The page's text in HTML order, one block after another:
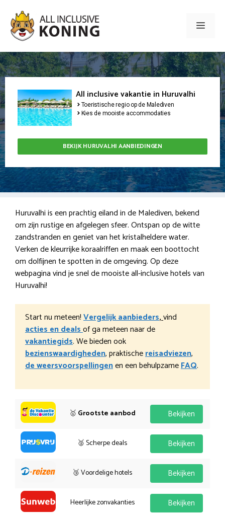
naar
inhoud
Menu
All inclusive vakantie in Huruvalhi
Toeristische regio op de Malediven
Kies de mooiste accommodaties
BEKIJK HURUVALHI AANBIEDINGEN
Huruvalhi is een prachtig eiland in de Malediven, bekend
om zijn rustige en afgelegen sfeer. Ontspan op de witte
zandstranden en geniet van het kristalheldere water.
Verken de kleurrijke koraalriffen en maak een boottocht
om dolfijnen te spotten in de omgeving. Op deze
webpagina vind je snel de mooiste all-inclusive hotels van
Huruvalhi!
Start nu meteen!Vergelijk aanbieders,vind
acties en dealsof ga meteen naar de
vakantiegids. We bieden ook
bezienswaardigheden, praktischereisadviezen,
de weersvoorspellingenen een behulpzameFAQ.
🥇 Grootste aanbod Bekijken
🥈 Scherpe deals Bekijken
🥉 Voordelige hotels Bekijken
Heerlijke zonvakanties Bekijken